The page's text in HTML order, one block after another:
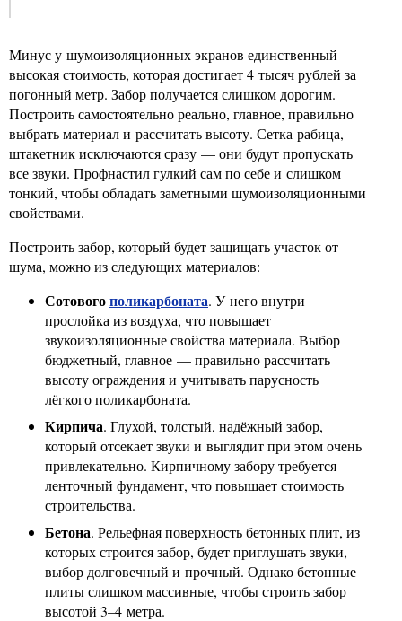
Минус у шумоизоляционных экранов единственный —
высокая стоимость, которая достигает 4 тысяч рублей за
погонный метр. Забор получается слишком дорогим.
Построить самостоятельно реально, главное, правильно
выбрать материал и рассчитать высоту. Сетка-рабица,
штакетник исключаются сразу — они будут пропускать
все звуки. Профнастил гулкий сам по себе и слишком
тонкий, чтобы обладать заметными шумоизоляционными
свойствами.
Построить забор, который будет защищать участок от
шума, можно из следующих материалов:
Сотовогополикарбоната. У него внутри
прослойка из воздуха, что повышает
звукоизоляционные свойства материала. Выбор
бюджетный, главное — правильно рассчитать
высоту ограждения и учитывать парусность
лёгкого поликарбоната.
Кирпича. Глухой, толстый, надёжный забор,
который отсекает звуки и выглядит при этом очень
привлекательно. Кирпичному забору требуется
ленточный фундамент, что повышает стоимость
строительства.
Бетона. Рельефная поверхность бетонных плит, из
которых строится забор, будет приглушать звуки,
выбор долговечный и прочный. Однако бетонные
плиты слишком массивные, чтобы строить забор
высотой 3–4 метра.